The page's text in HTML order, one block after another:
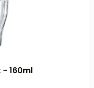
- 160ml